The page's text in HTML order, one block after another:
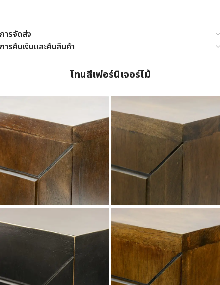
การจัดส่ง
การคืนเงินและคืนสินค้า
โทนสีเฟอร์นิเจอร์ไม้